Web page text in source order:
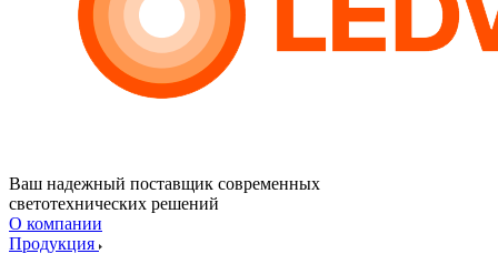
Ваш надежный поставщик современных
светотехнических решений
О компании
Продукция